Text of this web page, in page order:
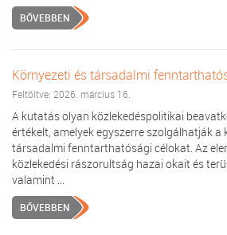
BŐVEBBEN
Környezeti és társadalmi
Feltöltve: 2026. március 16.
A kutatás olyan közlekedéspolitikai
értékelt, amelyek egyszerre szolgálhatják a
társadalmi fenntarthatósági célokat. Az
közlekedési rászorultság hazai okait és
valamint ...
BŐVEBBEN